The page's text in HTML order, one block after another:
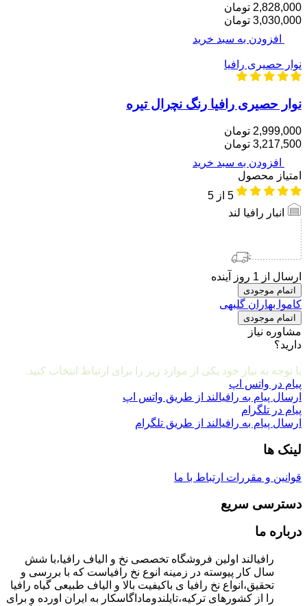
2,828,000 تومان
3,030,000 تومان
افزودن به سبد خرید
نوار حصیری رافیا
نوار حصیری رافیا رنگ نچرال تیره
2,999,000 تومان
3,217,500 تومان
افزودن به سبد خرید
امتیاز محصول
5 از 5
انبار رافیا لند
ارسال از 1 روز آینده
اتمام موجودی
کاموا بهاران گلبهی
اتمام موجودی
مشاوره نیاز
دارید؟
با توجه به نیاز خود یکی از موارد زیر را برای ارتباط انتخاب کنید.
پیام در واتس اپ
ارسال پیام به رافیالند از طریق واتس اپ
پیام در تلگرام
ارسال پیام به رافیالند از طریق تلگرام
لینک ها
قوانین و مقررات ارتباط با ما
دسترسی سریع
درباره ما
رافیالند اولین فروشگاه تخصصی نخ و الیاف رافیا،با شش
سال کار پیوسته در زمینه انوع نخ رافیاست که با بررسی و
تحقیق،انواع نخ رافیا ی باکیفیت بالا و الیاف طبیعی گیاه رافیا
را از کشورهای ترکیه،تایلندوماداگاسکار به ایران اورده و برای